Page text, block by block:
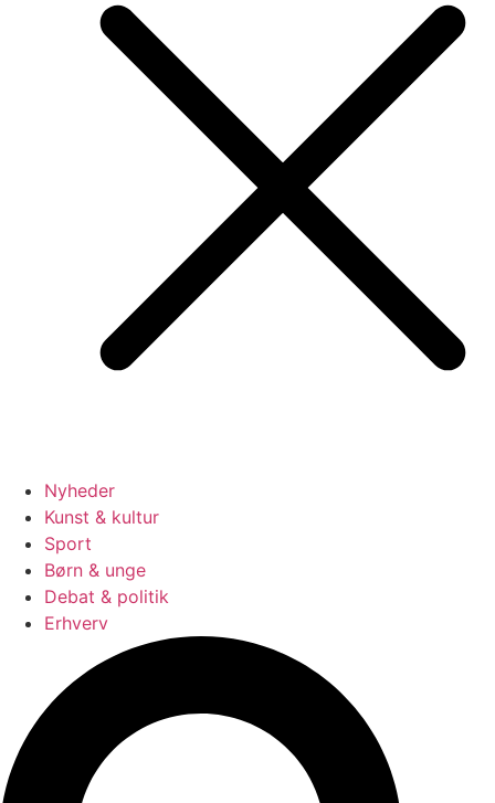
Nyheder
Kunst & kultur
Sport
Børn & unge
Debat & politik
Erhverv